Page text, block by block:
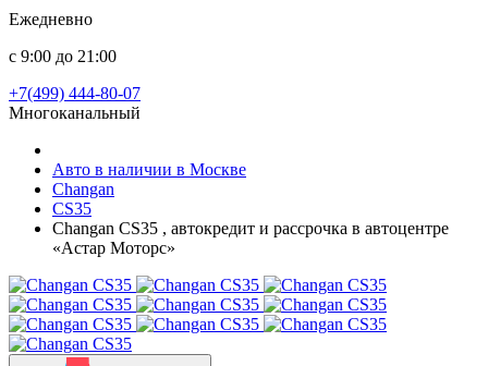
Ежедневно
с 9:00 до 21:00
+7(499) 444-80-07
Многоканальный
Авто в наличии в Москве
Changan
CS35
Changan CS35 , автокредит и рассрочка в автоцентре
«Астар Моторс»